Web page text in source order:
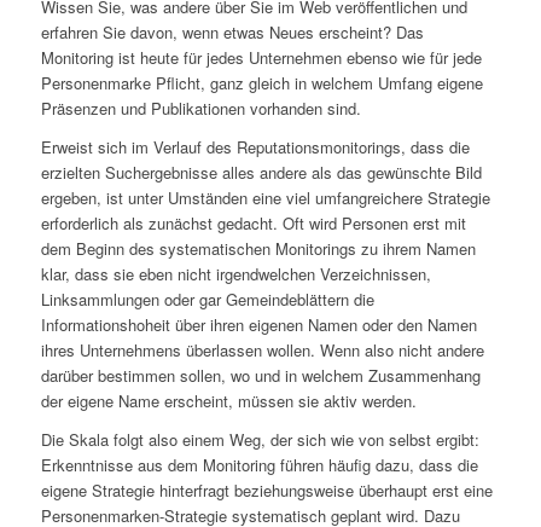
Wissen Sie, was andere über Sie im Web veröffentlichen und
erfahren Sie davon, wenn etwas Neues erscheint? Das
Monitoring ist heute für jedes Unternehmen ebenso wie für jede
Personenmarke Pflicht, ganz gleich in welchem Umfang eigene
Präsenzen und Publikationen vorhanden sind.
Erweist sich im Verlauf des Reputationsmonitorings, dass die
erzielten Suchergebnisse alles andere als das gewünschte Bild
ergeben, ist unter Umständen eine viel umfangreichere Strategie
erforderlich als zunächst gedacht. Oft wird Personen erst mit
dem Beginn des systematischen Monitorings zu ihrem Namen
klar, dass sie eben nicht irgendwelchen Verzeichnissen,
Linksammlungen oder gar Gemeindeblättern die
Informationshoheit über ihren eigenen Namen oder den Namen
ihres Unternehmens überlassen wollen. Wenn also nicht andere
darüber bestimmen sollen, wo und in welchem Zusammenhang
der eigene Name erscheint, müssen sie aktiv werden.
Die Skala folgt also einem Weg, der sich wie von selbst ergibt:
Erkenntnisse aus dem Monitoring führen häufig dazu, dass die
eigene Strategie hinterfragt beziehungsweise überhaupt erst eine
Personenmarken-Strategie systematisch geplant wird. Dazu